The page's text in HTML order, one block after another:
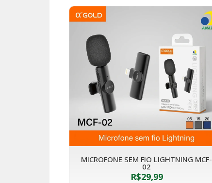
MICROFONE SEM FIO LIGHTNING MCF-
02
R$29,99